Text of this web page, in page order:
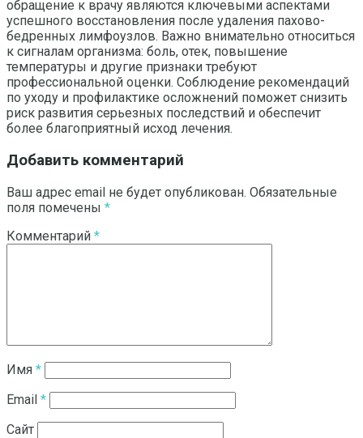
обращение к врачу являются ключевыми аспектами
успешного восстановления после удаления пахово-
бедренных лимфоузлов. Важно внимательно относиться
к сигналам организма: боль, отек, повышение
температуры и другие признаки требуют
профессиональной оценки. Соблюдение рекомендаций
по уходу и профилактике осложнений поможет снизить
риск развития серьезных последствий и обеспечит
более благоприятный исход лечения.
Добавить комментарий
Ваш адрес email не будет опубликован. Обязательные
поля помечены *
Комментарий *
Имя *
Email *
Сайт